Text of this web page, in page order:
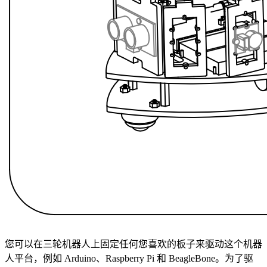
您可以在三轮机器人上固定任何您喜欢的板子来驱动这个机器
人平台，例如 Arduino、Raspberry Pi 和 BeagleBone。为了驱